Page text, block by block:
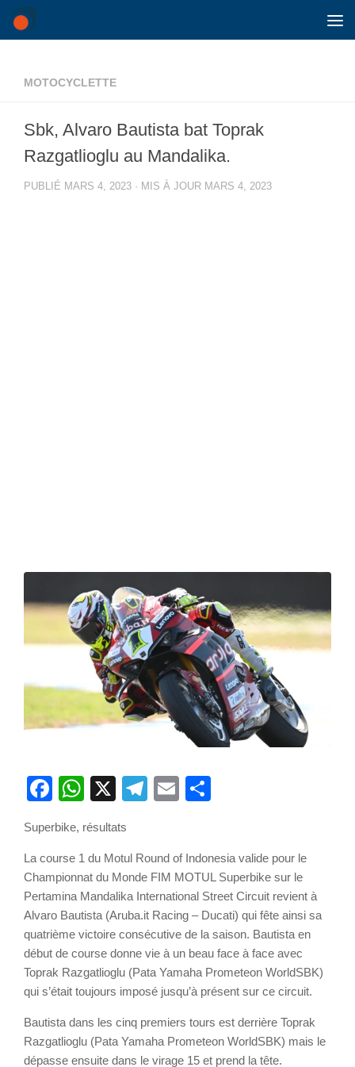
Skip to content
MOTOCYCLETTE
Sbk, Alvaro Bautista bat Toprak
Razgatlioglu au Mandalika.
PUBLIÉ MARS 4, 2023 · MIS À JOUR MARS 4, 2023
Facebook
WhatsApp
X Telegram
Email
Superbike, résultats
La course 1 du Motul Round of Indonesia valide pour le
Championnat du Monde FIM MOTUL Superbike sur le
Pertamina Mandalika International Street Circuit revient à
Alvaro Bautista (Aruba.it Racing – Ducati) qui fête ainsi sa
quatrième victoire consécutive de la saison. Bautista en
début de course donne vie à un beau face à face avec
Toprak Razgatlioglu (Pata Yamaha Prometeon WorldSBK)
qui s’était toujours imposé jusqu’à présent sur ce circuit.
Bautista dans les cinq premiers tours est derrière Toprak
Razgatlioglu (Pata Yamaha Prometeon WorldSBK) mais le
dépasse ensuite dans le virage 15 et prend la tête.